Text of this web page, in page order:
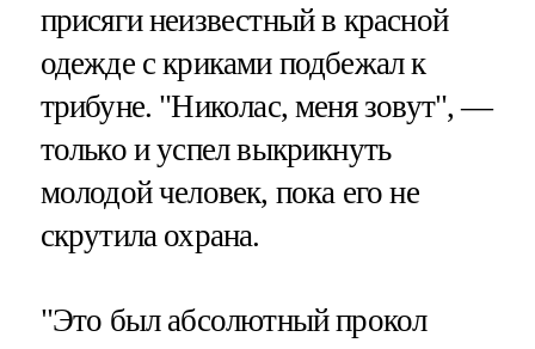
присяги неизвестный в красной
одежде с криками подбежал к
трибуне. "Николас, меня зовут", —
только и успел выкрикнуть
молодой человек, пока его не
скрутила охрана.
"Это был абсолютный прокол